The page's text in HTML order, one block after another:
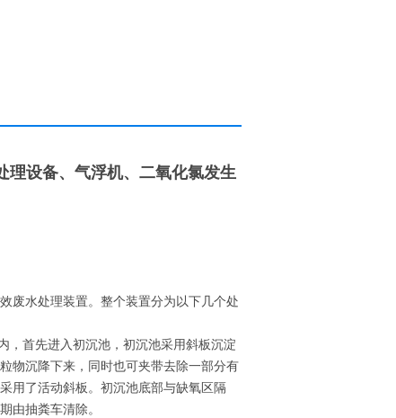
理设备、气浮机、二氧化氯发生
废水处理装置。整个装置分为以下几个处
，首先进入初沉池，初沉池采用斜板沉淀
物沉降下来，同时也可夹带去除一部分有
用了活动斜板。初沉池底部与缺氧区隔
由抽粪车清除。